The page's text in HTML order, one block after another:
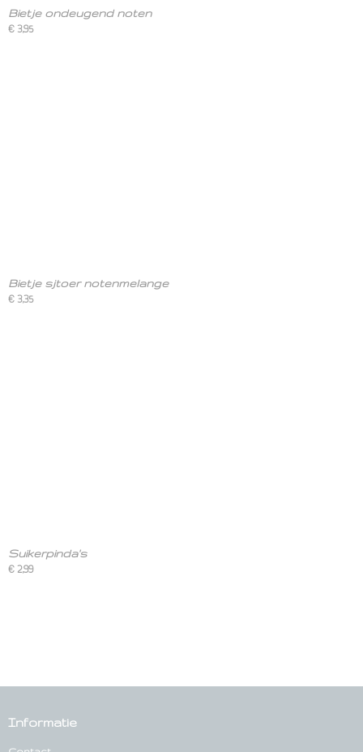
Bietje ondeugend noten
€ 3,95
Bietje sjtoer notenmelange
€ 3,35
Suikerpinda's
€ 2,99
Informatie